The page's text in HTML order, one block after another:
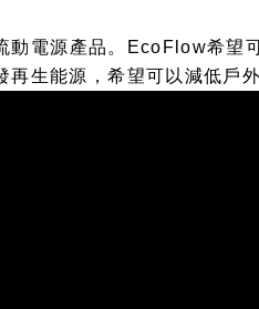
電源產品。EcoFlow希望
生能源，希望可以減低戶